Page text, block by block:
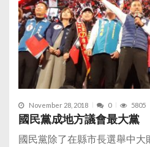
November 28, 2018 0 5805
國民黨成地方議會最大黨
國民黨除了在縣市長選舉中